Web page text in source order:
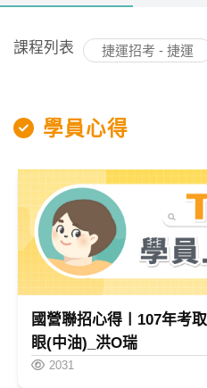
課程列表 捷運招考 - 捷運
學員心得
國營聯招心得〡107年考
眼(中油)_洪O瑞
2031